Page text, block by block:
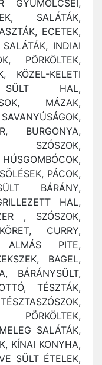
GYÜMÖLCSEI,
SALÁTÁK,
ECETEK,
SALÁTÁK, INDIAI
PÖRKÖLTEK,
KÖZEL-KELETI
SÜLT HAL,
MÁZAK,
BURGONYA,
SZÓSZOK,
PÁCOK,
BÁRÁNY,
HAL,
, SZÓSZOK,
CURRY,
ALMÁS PITE,
BAGEL,
BÁRÁNYSÜLT,
TÉSZTÁK,
SALÁTÁK,
KÍNAI KONYHA,
SÜLT ÉTELEK,